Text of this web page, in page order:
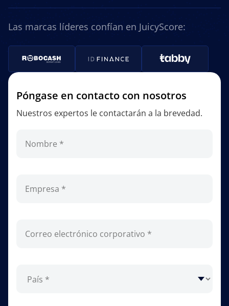
Las marcas líderes confían en JuicyScore:
Póngase en contacto con nosotros
Nuestros expertos le contactarán a la brevedad.